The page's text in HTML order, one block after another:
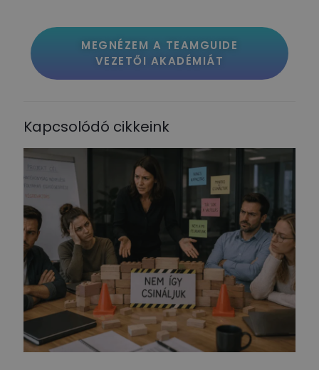
MEGNÉZEM A TEAMGUIDE
VEZETŐI AKADÉMIÁT
Kapcsolódó cikkeink